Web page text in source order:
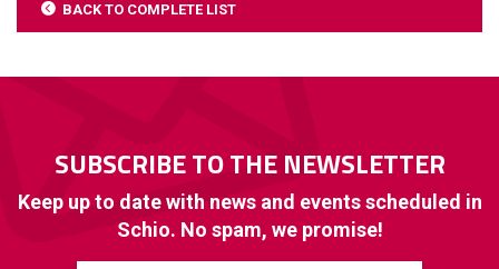
BACK TO COMPLETE LIST
SUBSCRIBE TO THE NEWSLETTER
Keep up to date with news and events scheduled in
Schio. No spam, we promise!